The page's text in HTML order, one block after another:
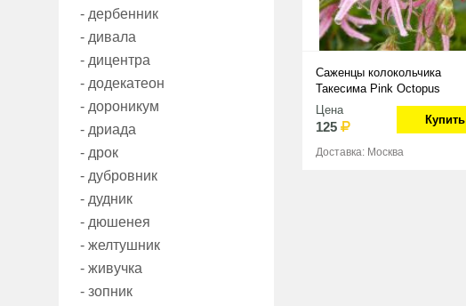
- дербенник
- дивала
- дицентра
- додекатеон
- дороникум
- дриада
- дрок
- дубровник
- дудник
- дюшенея
- желтушник
- живучка
- зопник
Саженцы колокольчика
Такесима Pink Octopus
Цена
125 Купить
Доставка: Москва